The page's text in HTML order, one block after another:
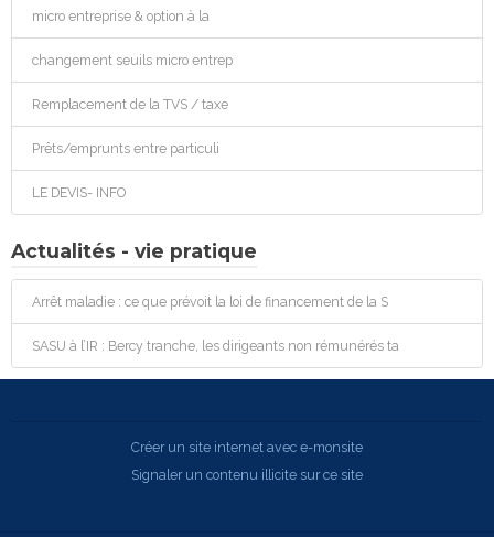
micro entreprise & option à la
changement seuils micro entrep
Remplacement de la TVS / taxe
Prêts/emprunts entre particuli
LE DEVIS- INFO
Actualités - vie pratique
Arrêt maladie : ce que prévoit la loi de financement de la S
SASU à l’IR : Bercy tranche, les dirigeants non rémunérés ta
Créer un site internet avec e-monsite
Signaler un contenu illicite sur ce site